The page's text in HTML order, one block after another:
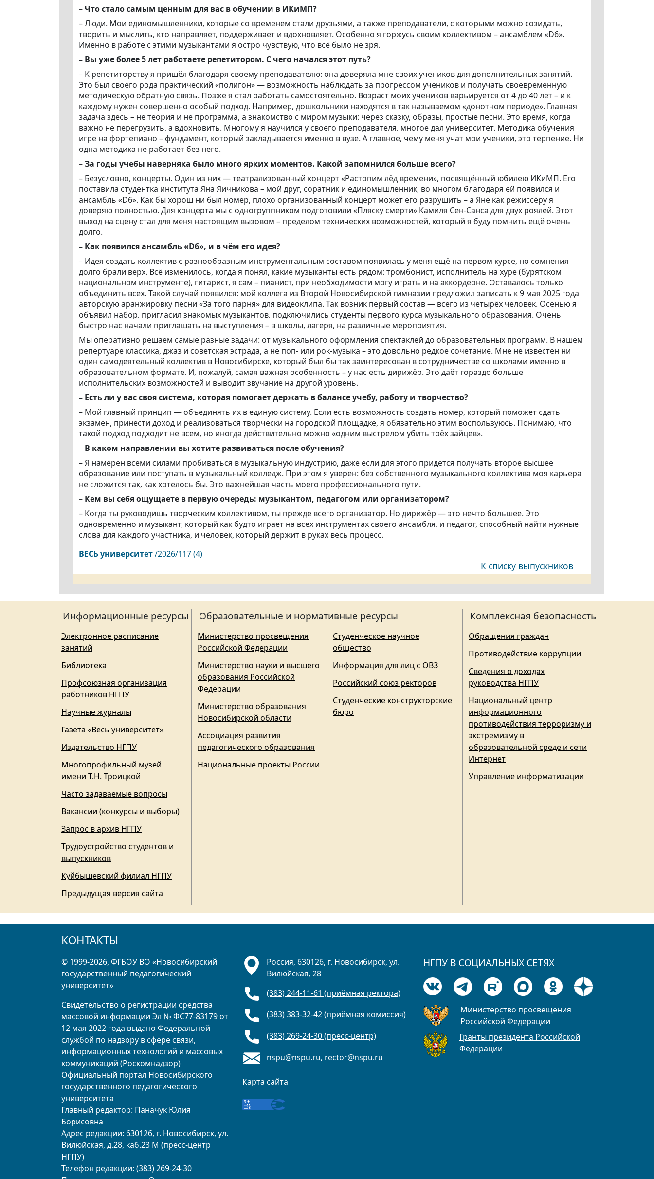
– Что стало самым ценным для вас в обучении в ИКиМП?
– Люди. Мои единомышленники, которые со временем стали друзьями, а также преподаватели, с которыми можно созидать,
творить и мыслить, кто направляет, поддерживает и вдохновляет. Особенно я горжусь своим коллективом – ансамблем «D6».
Именно в работе с этими музыкантами я остро чувствую, что всё было не зря.
– Вы уже более 5 лет работаете репетитором. С чего начался этот путь?
– К репетиторству я пришёл благодаря своему преподавателю: она доверяла мне своих учеников для дополнительных занятий.
Это был своего рода практический «полигон» — возможность наблюдать за прогрессом учеников и получать своевременную
методическую обратную связь. Позже я стал работать самостоятельно. Возраст моих учеников варьируется от 4 до 40 лет – и к
каждому нужен совершенно особый подход. Например, дошкольники находятся в так называемом «донотном периоде». Главная
задача здесь – не теория и не программа, а знакомство с миром музыки: через сказку, образы, простые песни. Это время, когда
важно не перегрузить, а вдохновить. Многому я научился у своего преподавателя, многое дал университет. Методика обучения
игре на фортепиано – фундамент, который закладывается именно в вузе. А главное, чему меня учат мои ученики, это терпение. Ни
одна методика не работает без него.
– За годы учебы наверняка было много ярких моментов. Какой запомнился больше всего?
– Безусловно, концерты. Один из них — театрализованный концерт «Растопим лёд времени», посвящённый юбилею ИКиМП. Его
поставила студентка института Яна Яичникова – мой друг, соратник и единомышленник, во многом благодаря ей появился и
ансамбль «D6». Как бы хорош ни был номер, плохо организованный концерт может его разрушить – а Яне как режиссёру я
доверяю полностью. Для концерта мы с одногруппником подготовили «Пляску смерти» Камиля Сен-Санса для двух роялей. Этот
выход на сцену стал для меня настоящим вызовом – пределом технических возможностей, который я буду помнить ещё очень
долго.
– Как появилсяансамбль «D6», и в чём его идея?
– Идея создать коллектив с разнообразным инструментальным составом появилась у меня ещё на первом курсе, но сомнения
долго брали верх. Всё изменилось, когда я понял, какие музыканты есть рядом: тромбонист, исполнитель на хуре (бурятском
национальном инструменте), гитарист, я сам – пианист, при необходимости могу играть и на аккордеоне. Оставалось только
объединить всех. Такой случай появился: мой коллега из Второй Новосибирской гимназии предложил записать к 9 мая 2025 года
авторскую аранжировку песни «За того парня» для видеоклипа. Так возник первый состав — всего из четырёх человек. Осенью я
объявил набор, пригласил знакомых музыкантов, подключились студенты первого курса музыкального образования. Очень
быстро нас начали приглашать на выступления – в школы, лагеря, на различные мероприятия.
Мы оперативно решаем самые разные задачи: от музыкального оформления спектаклей до образовательных программ. В нашем
репертуаре классика, джаз и советская эстрада, а не поп- или рок-музыка – это довольно редкое сочетание. Мне не известен ни
один самодеятельный коллектив в Новосибирске, который был бы так заинтересован в сотрудничестве со школами именно в
образовательном формате. И, пожалуй, самая важная особенность – у нас есть дирижёр. Это даёт гораздо больше
исполнительских возможностей и выводит звучание на другой уровень.
– Есть ли у вас своя система, которая помогает держать в балансе учебу, работу и творчество?
– Мой главный принцип — объединять их в единую систему. Если есть возможность создать номер, который поможет сдать
экзамен, принести доход и реализоваться творчески на городской площадке, я обязательно этим воспользуюсь. Понимаю, что
такой подход подходит не всем, но иногда действительно можно «одним выстрелом убить трёх зайцев».
– В каком направлении вы хотите развиваться после обучения?
– Я намерен всеми силами пробиваться в музыкальную индустрию, даже если для этого придется получать второе высшее
образование или поступать в музыкальный колледж. При этом я уверен: без собственного музыкального коллектива моя карьера
не сложится так, как хотелось бы. Это важнейшая часть моего профессионального пути.
– Кем вы себя ощущаете в первую очередь: музыкантом, педагогом или организатором?
– Когда ты руководишь творческим коллективом, ты прежде всего организатор. Но дирижёр — это нечто большее. Это
одновременно и музыкант, который как будто играет на всех инструментах своего ансамбля, и педагог, способный найти нужные
слова для каждого участника, и человек, который держит в руках весь процесс.
ВЕСЬуниверситет/2026/117 (4)
К списку выпускников
Информационные ресурсы
Электронное расписание
занятий
Библиотека
Профсоюзная организация
работников НГПУ
Научные журналы
Газета «Весь университет»
Издательство НГПУ
Многопрофильный музей
имени Т.Н. Троицкой
Часто задаваемые вопросы
Вакансии (конкурсы и выборы)
Запрос в архив НГПУ
Трудоустройство студентов и
выпускников
Куйбышевский филиал НГПУ
Предыдущая версия сайта
Образовательные и нормативные ресурсы
Министерство просвещения
Российской Федерации
Министерство науки и высшего
образования Российской
Федерации
Министерство образования
Новосибирской области
Ассоциация развития
педагогического образования
Национальные проекты России
Студенческое научное
общество
Информация для лиц с ОВЗ
Российский союз ректоров
Студенческие конструкторские
бюро
Комплексная безопасность
Обращения граждан
Противодействие коррупции
Сведения о доходах
руководства НГПУ
Национальный центр
информационного
противодействия терроризму и
экстремизму в
образовательной среде и сети
Интернет
Управление информатизации
КОНТАКТЫ
© 1999-2026, ФГБОУ ВО «Новосибирский
государственный педагогический
университет»
Свидетельство о регистрации средства
массовой информации Эл № ФС77-83179 от
12 мая 2022 года выдано Федеральной
службой по надзору в сфере связи,
информационных технологий и массовых
коммуникаций (Роскомнадзор)
Официальный портал Новосибирского
государственного педагогического
университета
Главный редактор: Паначук Юлия
Борисовна
Адрес редакции: 630126, г. Новосибирск, ул.
Вилюйская, д.28, каб.23 М (пресс-центр
НГПУ)
Телефон редакции: (383) 269-24-30
Россия, 630126, г. Новосибирск, ул.
Вилюйская, 28
(383) 244-11-61 (приёмная ректора)
(383) 383-32-42 (приёмная комиссия)
(383) 269-24-30 (пресс-центр)
nspu@nspu.ru, rector@nspu.ru
Карта сайта
НГПУ В СОЦИАЛЬНЫХ СЕТЯХ
Министерство просвещения
Российской Федерации
Гранты президента Российской
Федерации